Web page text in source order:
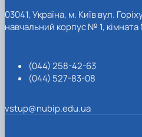
03041, Україна, м. Київ вул.
навчальний корпус № 1,
(044) 258-42-63
(044) 527-83-08
vstup@nubip.edu.ua